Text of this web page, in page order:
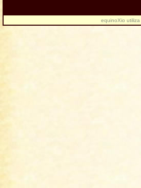
equinoXio utiliza